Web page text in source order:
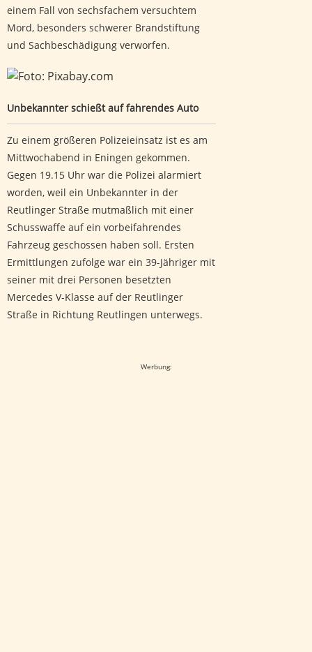
einem Fall von sechsfachem versuchtem
Mord, besonders schwerer Brandstiftung
und Sachbeschädigung verworfen.
Unbekannter schießt auf fahrendes Auto
Unbekannter schießt auf fahrendes Auto
Zu einem größeren Polizeieinsatz ist es am
Mittwochabend in Eningen gekommen.
Gegen 19.15 Uhr war die Polizei alarmiert
worden, weil ein Unbekannter in der
Reutlinger Straße mutmaßlich mit einer
Schusswaffe auf ein vorbeifahrendes
Fahrzeug geschossen haben soll. Ersten
Ermittlungen zufolge war ein 39-Jähriger mit
seiner mit drei Personen besetzten
Mercedes V-Klasse auf der Reutlinger
Straße in Richtung Reutlingen unterwegs.
Werbung: